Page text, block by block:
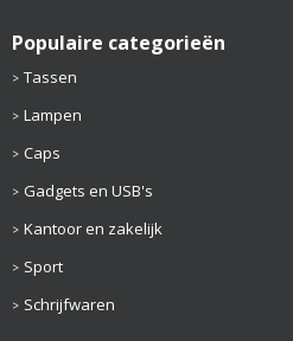
Populaire categorieën
Tassen
Lampen
Caps
Gadgets en USB's
Kantoor en zakelijk
Sport
Schrijfwaren